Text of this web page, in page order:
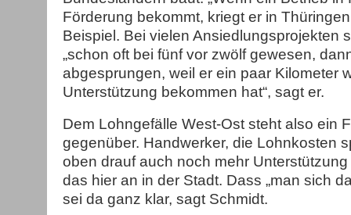
Förderung bekommt, kriegt er in
Beispiel. Bei vielen Ansiedlungsprojekten
„schon oft bei fünf vor zwölf gewesen,
abgesprungen, weil er ein paar Kilometer
Unterstützung bekommen hat“, sagt er.
Dem Lohngefälle West-Ost steht also ein
gegenüber. Handwerker, die Lohnkosten
oben drauf auch noch mehr
das hier an in der Stadt. Dass „man sich
sei da ganz klar, sagt Schmidt.